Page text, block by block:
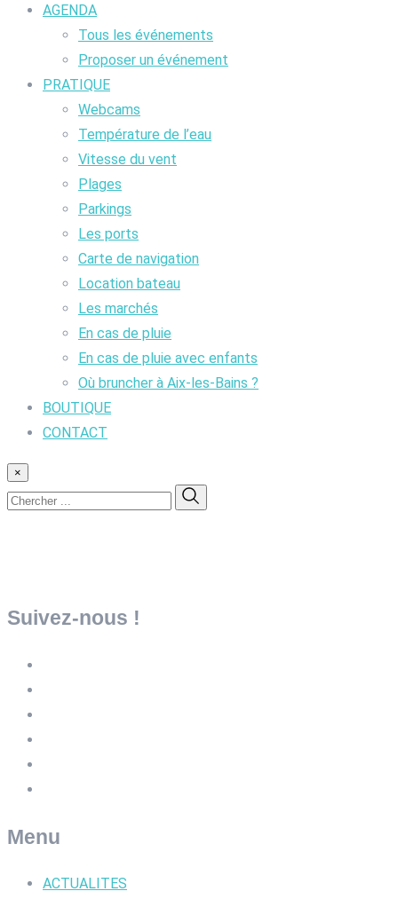
AGENDA
Tous les événements
Proposer un événement
PRATIQUE
Webcams
Température de l’eau
Vitesse du vent
Plages
Parkings
Les ports
Carte de navigation
Location bateau
Les marchés
En cas de pluie
En cas de pluie avec enfants
Où bruncher à Aix-les-Bains ?
BOUTIQUE
CONTACT
×
Suivez-nous !
Menu
ACTUALITES